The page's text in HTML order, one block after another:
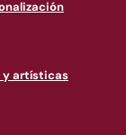
y artísticas